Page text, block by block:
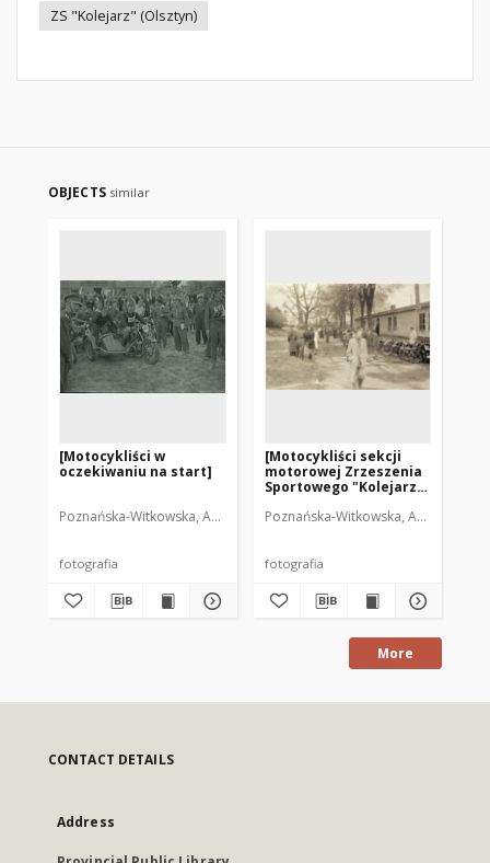
ZS "Kolejarz" (Olsztyn)
OBJECTS similar
[Motocykliści w
oczekiwaniu na start]
Poznańska-Witkowska, Anna. Fot.
fotografia
[Motocykliści sekcji
motorowej Zrzeszenia
Sportowego "Kolejarz"
Poznańska-Witkowska, Anna. Fot.
fotografia
More
CONTACT DETAILS
Address